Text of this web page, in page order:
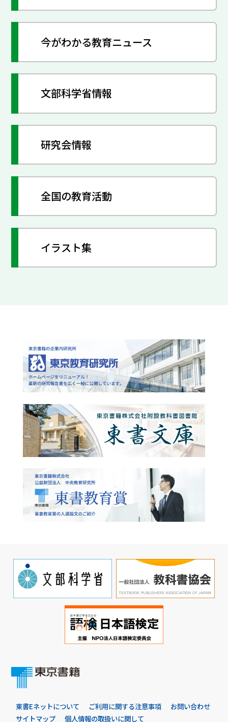
今がわかる教育ニュース
文部科学省情報
研究会情報
全国の教育活動
イラスト集
東書Eネットについて ご利用に関する注意事項
お問い合わせ
サイトマップ
個人情報の取扱いに関して